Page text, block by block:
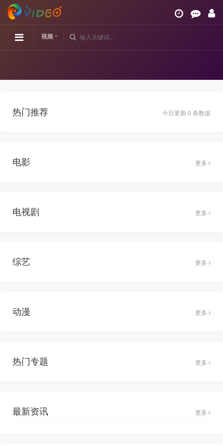
视频
今日更新 0 条数据
热门推荐
电影 更多
电视剧 更多
综艺 更多
动漫 更多
热门专题 更多
最新资讯 更多